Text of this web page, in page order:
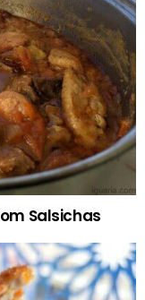
Salsichas